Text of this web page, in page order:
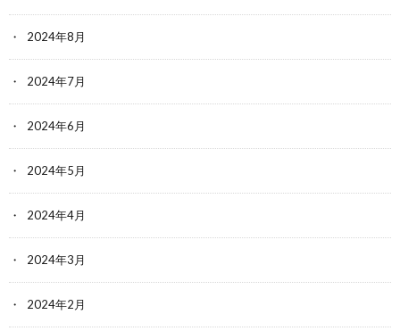
2024年8月
2024年7月
2024年6月
2024年5月
2024年4月
2024年3月
2024年2月